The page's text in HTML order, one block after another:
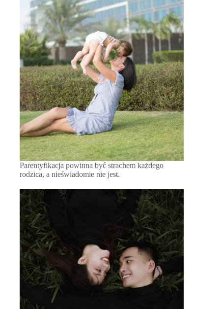
Parentyfikacja powinna być strachem każdego
rodzica, a nieświadomie nie jest.